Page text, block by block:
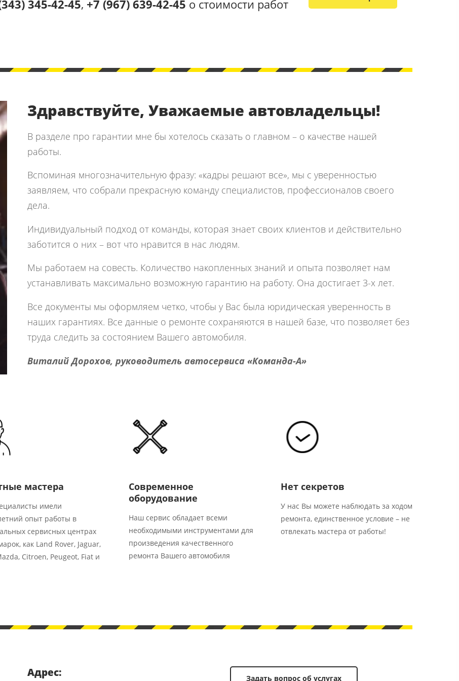
345-42-45, +7 (967) 639-42-45 ​ о стоимости работ​
Здравствуйте, Уважаемые автовладельцы!
В разделе про гарантии мне бы хотелось сказать о главном – о качестве нашей
работы.
Вспоминая многозначительную фразу: «кадры решают все», мы с уверенностью
заявляем, что собрали прекрасную команду специалистов, профессионалов своего
дела.
Индивидуальный подход от команды, которая знает своих клиентов и действительно
заботится о них – вот что нравится в нас людям.
Мы работаем на совесть. Количество накопленных знаний и опыта позволяет нам
устанавливать максимально возможную гарантию на работу. Она достигает 3-х лет.
Все документы мы оформляем четко, чтобы у Вас была юридическая уверенность в
наших гарантиях. Все данные о ремонте сохраняются в нашей базе, что позволяет без
труда следить за состоянием Вашего автомобиля.
Виталий Дорохов, руководитель автосервиса «Команда-А»
мастера
имели
опыт работы в
сервисных центрах
как Land Rover, Jaguar,
Citroen, Peugeot, Fiat и
Современное
оборудование
Наш сервис обладает всеми
необходимыми инструментами для
произведения качественного
ремонта Вашего автомобиля
Нет секретов
У нас Вы можете наблюдать за ходом
ремонта, единственное условие – не
отвлекать мастера от работы!
Адрес: Задать вопрос об услугах